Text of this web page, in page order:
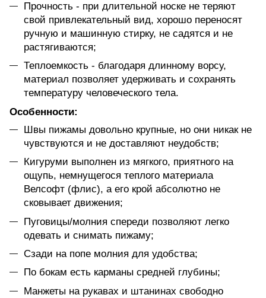
Прочность - при длительной носке не теряют
свой привлекательный вид, хорошо переносят
ручную и машинную стирку, не садятся и не
растягиваются;
Теплоемкость - благодаря длинному ворсу,
материал позволяет удерживать и сохранять
температуру человеческого тела.
Особенности:
Швы пижамы довольно крупные, но они никак не
чувствуются и не доставляют неудобств;
Кигуруми выполнен из мягкого, приятного на
ощупь, немнущегося теплого материала
Велсофт (флис), а его крой абсолютно не
сковывает движения;
Пуговицы/молния спереди позволяют легко
одевать и снимать пижаму;
Сзади на попе молния для удобства;
По бокам есть карманы средней глубины;
Манжеты на рукавах и штанинах свободно